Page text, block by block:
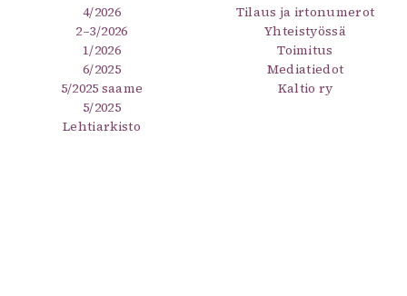
4/2026
2–3/2026
1/2026
6/2025
5/2025 saame
5/2025
Lehtiarkisto
Tilaus ja irtonumerot
Yhteistyössä
Toimitus
Mediatiedot
Kaltio ry